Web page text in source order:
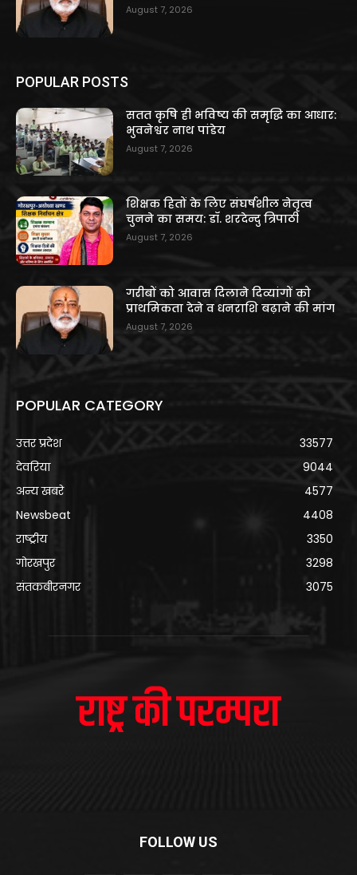
August 7, 2026
POPULAR POSTS
सतत कृषि ही भविष्य की समृद्धि का आधार:
भुवनेश्वर नाथ पांडेय
August 7, 2026
शिक्षक हितों के लिए संघर्षशील नेतृत्व
चुनने का समय: डॉ. शरदेन्दु त्रिपाठी
August 7, 2026
गरीबों को आवास दिलाने दिव्यांगों को
प्राथमिकता देने व धनराशि बढ़ाने की मांग
August 7, 2026
POPULAR CATEGORY
उत्तर प्रदेश
33577
देवरिया
9044
अन्य खबरे
4577
Newsbeat
4408
राष्ट्रीय
3350
गोरखपुर
3298
संतकबीरनगर
3075
FOLLOW US